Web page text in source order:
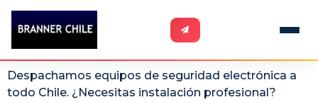
Despachamos equipos de seguridad electrónica a
todo Chile. ¿Necesitas instalación profesional?